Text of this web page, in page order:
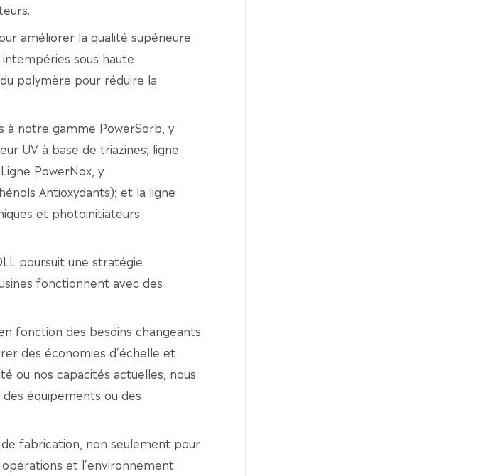
améliorer la qualité supérieure
sous haute
polymère pour réduire la
à notre gamme PowerSorb, y
UV à base de triazines; ligne
PowerNox, y
Antioxydants); et la ligne
et photoinitiateurs
poursuit une stratégie
fonctionnent avec des
fonction des besoins changeants
des économies d'échelle et
ou nos capacités actuelles, nous
équipements ou des
de fabrication, non seulement pour
et l'environnement